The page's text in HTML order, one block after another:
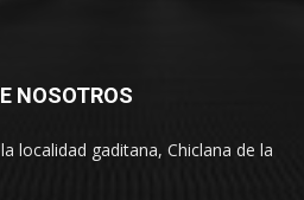
NOSOTROS
localidad gaditana, Chiclana de la